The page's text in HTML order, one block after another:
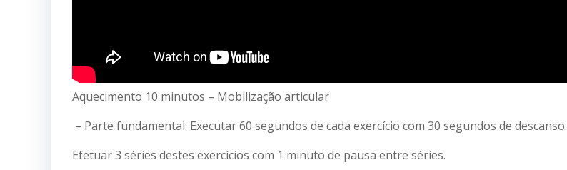
Aquecimento 10 minutos – Mobilização articular
– Parte fundamental: Executar 60 segundos de cada exercício com 30 segundos de descanso.
Efetuar 3 séries destes exercícios com 1 minuto de pausa entre séries.